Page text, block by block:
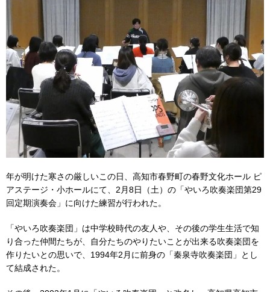
年が明けた寒さの厳しいこの日、高知市春野町の春野文化ホール ピ
アステージ・小ホールにて、2月8日（土）の「やいろ吹奏楽団第29
回定期演奏会」に向けた練習が行われた。
「やいろ吹奏楽団」は中学校時代の友人や、その後の学生生活で知
り合った仲間たちが、自分たちのやりたいことが出来る吹奏楽団を
作りたいとの思いで、1994年2月に前身の「秦泉寺吹奏楽団」とし
て結成された。